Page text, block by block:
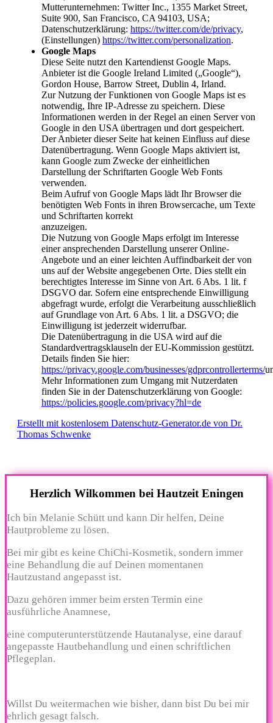
Mutterunternehmen: Twitter Inc., 1355 Market Street,
Suite 900, San Francisco, CA 94103, USA;
Datenschutzerklärung: https://twitter.com/de/privacy,
(Einstellungen) https://twitter.com/personalization.
Google Maps
Diese Seite nutzt den Kartendienst Google Maps.
Anbieter ist die Google Ireland Limited („Google“),
Gordon House, Barrow Street, Dublin 4, Irland.
Zur Nutzung der Funktionen von Google Maps ist es
notwendig, Ihre IP-Adresse zu speichern. Diese
Informationen werden in der Regel an einen Server von
Google in den USA übertragen und dort gespeichert.
Der Anbieter dieser Seite hat keinen Einfluss auf diese
Datenübertragung. Wenn Google Maps aktiviert ist,
kann Google zum Zwecke der einheitlichen
Darstellung der Schriftarten Google Web Fonts
verwenden.
Beim Aufruf von Google Maps lädt Ihr Browser die
benötigten Web Fonts in ihren Browsercache, um Texte
und Schriftarten korrekt
anzuzeigen.
Die Nutzung von Google Maps erfolgt im Interesse
einer ansprechenden Darstellung unserer Online-
Angebote und an einer leichten Auffindbarkeit der von
uns auf der Website angegebenen Orte. Dies stellt ein
berechtigtes Interesse im Sinne von Art. 6 Abs. 1 lit. f
DSGVO dar. Sofern eine entsprechende Einwilligung
abgefragt wurde, erfolgt die Verarbeitung ausschließlich
auf Grundlage von Art. 6 Abs. 1 lit. a DSGVO; die
Einwilligung ist jederzeit widerrufbar.
Die Datenübertragung in die USA wird auf die
Standardvertragsklauseln der EU-Kommission gestützt.
Details finden Sie hier:
https://privacy.google.com/businesses/gdprcontrollerterms/
Mehr Informationen zum Umgang mit Nutzerdaten
finden Sie in der Datenschutzerklärung von Google:
https://policies.google.com/privacy?hl=de
Erstellt mit kostenlosem Datenschutz-Generator.de von Dr.
Thomas Schwenke
Herzlich Wilkommen bei Hautzeit Eningen
Ich bin Melanie Schütt und kann Dir helfen, Deine
Hautprobleme zu lösen.
Bei mir gibt es keine ChiChi-Kosmetik, sondern immer
eine Behandlung die auf Deinen momentanen
Hautzustand angepasst ist.
Dazu gehören immer beim ersten Termin eine
ausführliche Anamnese,
eine computerunterstützende Hautanalyse, eine darauf
angepasste Hautbehandlung und einen schriftlichen
Pflegeplan.
Willst Du weitermachen wie bisher, dann bist Du bei mir
ehrlich gesagt falsch.